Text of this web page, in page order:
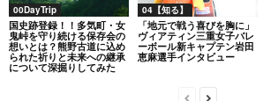
00DayTrip
国史跡登録！！多気町・女
鬼峠を守り続ける保存会の
想いとは？熊野古道に込め
られた祈りと未来への継承
について深掘りしてみた
04【知る】
「地元で戦う喜びを胸に」
ヴィアティン三重女子バレ
ーボール新キャプテン岩田
恵麻選手インタビュー